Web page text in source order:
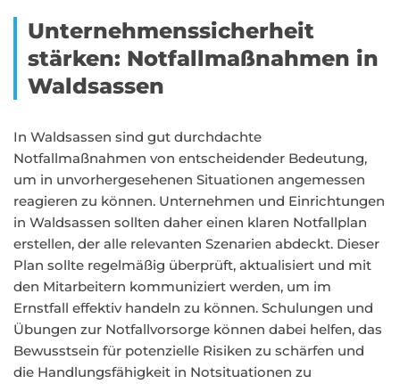
Unternehmenssicherheit
stärken: Notfallmaßnahmen in
Waldsassen
In Waldsassen sind gut durchdachte
Notfallmaßnahmen von entscheidender Bedeutung,
um in unvorhergesehenen Situationen angemessen
reagieren zu können. Unternehmen und Einrichtungen
in Waldsassen sollten daher einen klaren Notfallplan
erstellen, der alle relevanten Szenarien abdeckt. Dieser
Plan sollte regelmäßig überprüft, aktualisiert und mit
den Mitarbeitern kommuniziert werden, um im
Ernstfall effektiv handeln zu können. Schulungen und
Übungen zur Notfallvorsorge können dabei helfen, das
Bewusstsein für potenzielle Risiken zu schärfen und
die Handlungsfähigkeit in Notsituationen zu